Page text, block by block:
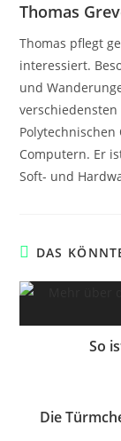
Thomas
Thomas pflegt
interessiert.
und
Computern. Er
Soft- und
DAS
So
Die